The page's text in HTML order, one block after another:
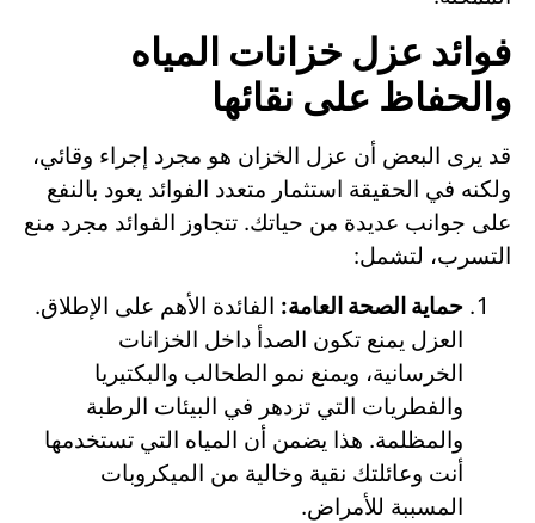
فوائد عزل خزانات المياه
والحفاظ على نقائها
قد يرى البعض أن عزل الخزان هو مجرد إجراء وقائي،
ولكنه في الحقيقة استثمار متعدد الفوائد يعود بالنفع
على جوانب عديدة من حياتك. تتجاوز الفوائد مجرد منع
التسرب، لتشمل:
حماية الصحة العامة: الفائدة الأهم على الإطلاق.
العزل يمنع تكون الصدأ داخل الخزانات
الخرسانية، ويمنع نمو الطحالب والبكتيريا
والفطريات التي تزدهر في البيئات الرطبة
والمظلمة. هذا يضمن أن المياه التي تستخدمها
أنت وعائلتك نقية وخالية من الميكروبات
المسببة للأمراض.